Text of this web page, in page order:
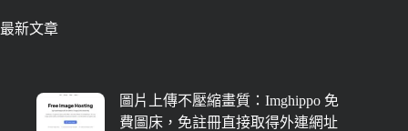
最新文章
圖片上傳不壓縮畫質：Imghippo 免
費圖床，免註冊直接取得外連網址